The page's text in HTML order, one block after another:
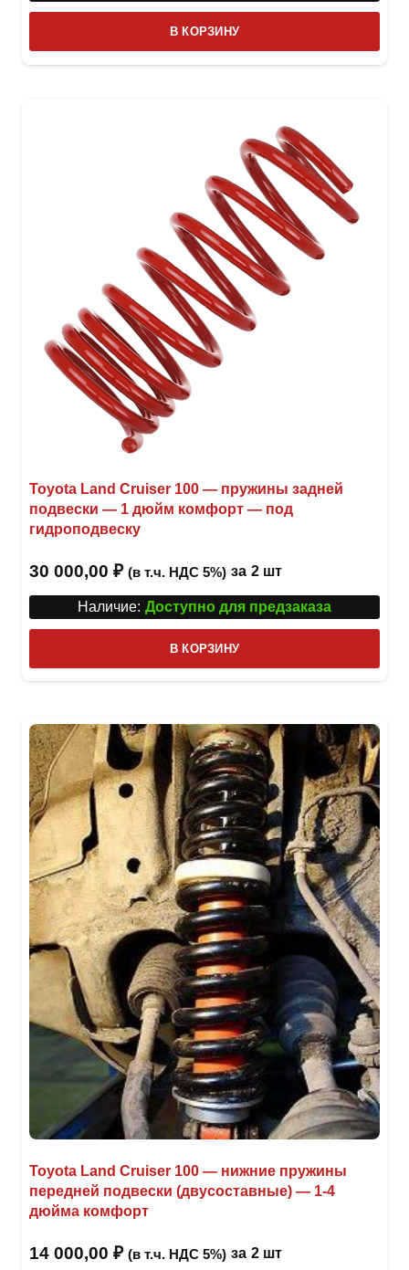
В КОРЗИНУ
Toyota Land Cruiser 100 — пружины задней
подвески — 1 дюйм комфорт — под
гидроподвеску
30 000,00 ₽ (в т.ч. НДС 5%) за 2 шт
Наличие: Доступно для предзаказа
В КОРЗИНУ
Toyota Land Cruiser 100 — нижние пружины
передней подвески (двусоставные) — 1-4
дюйма комфорт
14 000,00 ₽ (в т.ч. НДС 5%) за 2 шт